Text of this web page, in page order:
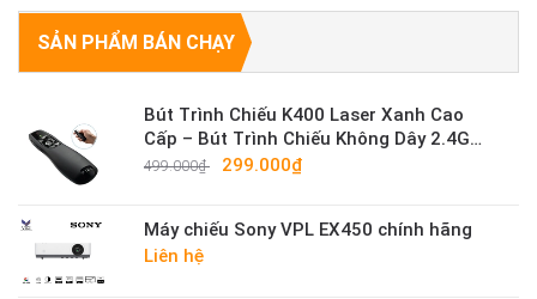
SẢN PHẨM BÁN CHẠY
Bút Trình Chiếu K400 Laser Xanh Cao
Cấp – Bút Trình Chiếu Không Dây 2.4G
Sáng Mạnh
499.000₫ 299.000₫
Máy chiếu Sony VPL EX450 chính hãng
Liên hệ